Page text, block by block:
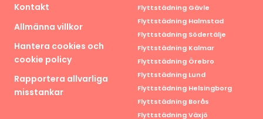
Kontakt
Allmänna villkor
Hantera cookies och
cookie policy
Rapportera allvarliga
misstankar
Flyttstädning Gävle
Flyttstädning Halmstad
Flyttstädning Södertälje
Flyttstädning Kalmar
Flyttstädning Örebro
Flyttstädning Lund
Flyttstädning Helsingborg
Flyttstädning Borås
Flyttstädning Växjö